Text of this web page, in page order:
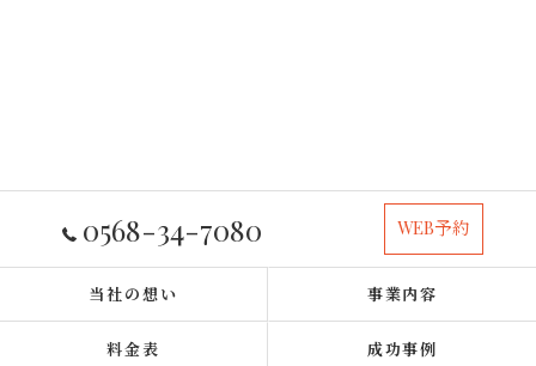
0568-34-7080 WEB予約
当社の想い 事業内容
料金表 成功事例